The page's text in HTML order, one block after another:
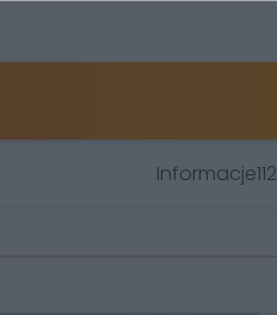
Informacje112